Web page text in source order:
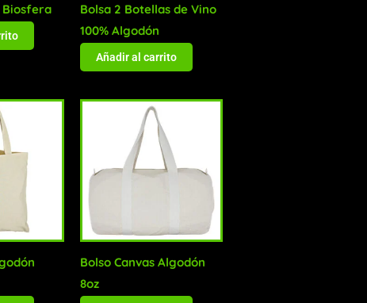
Biosfera
Bolsa 2 Botellas de Vino
100% Algodón
Añadir al carrito
Bolso Canvas Algodón
8oz